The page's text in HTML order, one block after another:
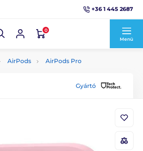
+36 1 445 2687
0
Menü
AirPods AirPods Pro
Gyártó